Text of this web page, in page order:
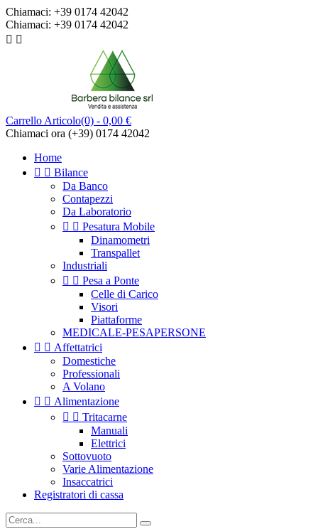
Chiamaci: +39 0174 42042
Chiamaci: +39 0174 42042
 
Carrello Articolo(0) - 0,00 €
Chiamaci ora (+39) 0174 42042
Home
  Bilance
Da Banco
Contapezzi
Da Laboratorio
  Pesatura Mobile
Dinamometri
Transpallet
Industriali
  Pesa a Ponte
Celle di Carico
Visori
Piattaforme
MEDICALE-PESAPERSONE
  Affettatrici
Domestiche
Professionali
A Volano
  Alimentazione
  Tritacarne
Manuali
Elettrici
Sottovuoto
Varie Alimentazione
Insaccatrici
Registratori di cassa